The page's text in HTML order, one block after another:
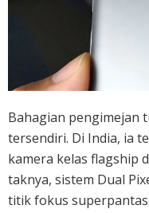
Bahagian pengimejan
tersendiri. Di India, ia
kamera kelas flagship
taknya, sistem Dual
titik fokus